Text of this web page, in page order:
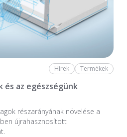
Hírek Termékek
az egészségünk
részarányának növelése a
újrahasznosított